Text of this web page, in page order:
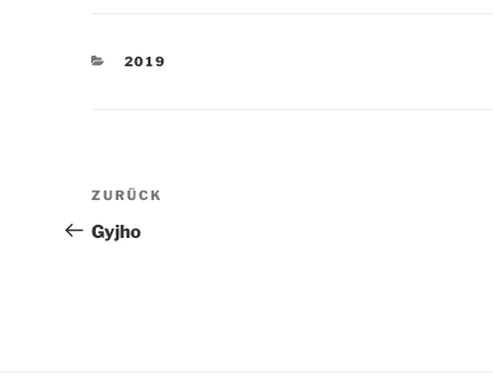
KATEGORIEN
2019
Beitragsnavigation
Vorheriger
Beitrag
ZURÜCK
Gyjho